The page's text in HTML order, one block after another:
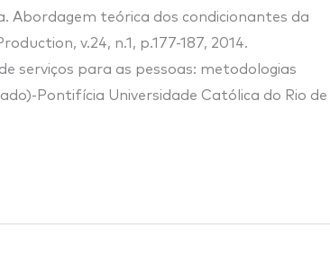
Abordagem teórica dos condicionantes da
v.24, n.1, p.177-187, 2014.
serviços para as pessoas: metodologias
Pontifícia Universidade Católica do Rio de